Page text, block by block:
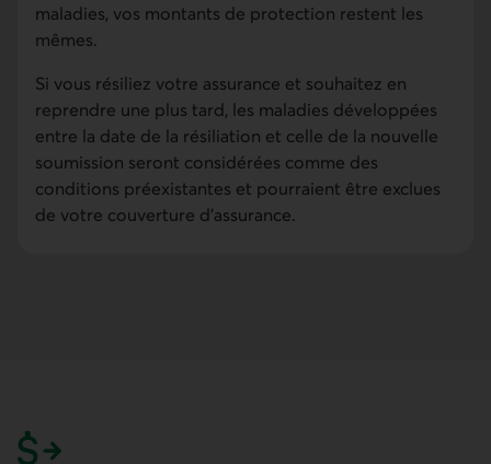
maladies, vos montants de protection restent les
mêmes.
Si vous résiliez votre assurance et souhaitez en
reprendre une plus tard, les maladies développées
entre la date de la résiliation et celle de la nouvelle
soumission seront considérées comme des
conditions préexistantes et pourraient être exclues
de votre couverture d'assurance.